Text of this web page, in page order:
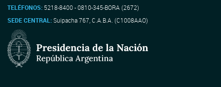
TELÉFONOS: 5218-8400 - 0810-345-BORA (2672)
SEDE CENTRAL:Suipacha 767, C.A.B.A. (C1008AAO)